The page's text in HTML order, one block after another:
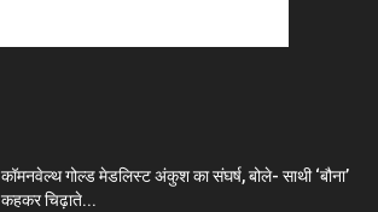
कॉमनवेल्थ गोल्ड मेडलिस्ट अंकुश का संघर्ष, बोले- साथी ‘बौना’
कहकर चिढ़ाते...